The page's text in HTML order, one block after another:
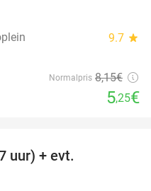
9.7 star
Normalpris 8,15€
5,25€
uur) + evt.